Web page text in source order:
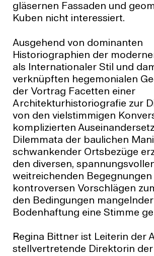
gläsernen Fassaden und
Kuben nicht interessiert.
Ausgehend von dominanten
Historiographien der
als Internationaler Stil und
verknüpften hegemonialen
der Vortrag Facetten einer
Architekturhistoriografie zur
von den vielstimmigen
komplizierten
Dilemmata der baulichen
schwankender Ortsbezüge
den diversen,
weitreichenden Begegnungen
kontroversen Vorschlägen
den Bedingungen mangelnder
Bodenhaftung eine Stimme
Regina Bittner ist Leiterin der
stellvertretende Direktorin